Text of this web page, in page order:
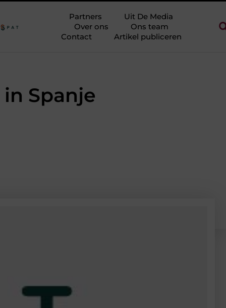
Partners
Uit De Media
Over ons
Ons team
Contact
Artikel publiceren
Spanje